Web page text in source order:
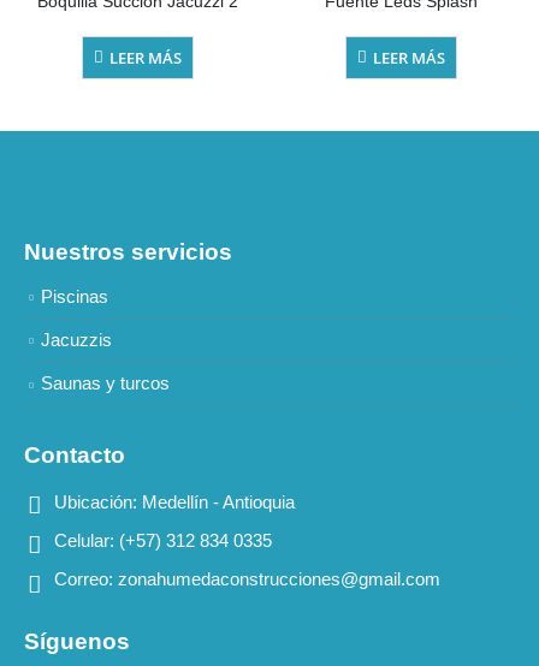
LEER MÁS LEER MÁS
Nuestros servicios
Piscinas
Jacuzzis
Saunas y turcos
Contacto
Ubicación: Medellín - Antioquia
Celular: (+57) 312 834 0335
Correo: zonahumedaconstrucciones@gmail.com
Síguenos